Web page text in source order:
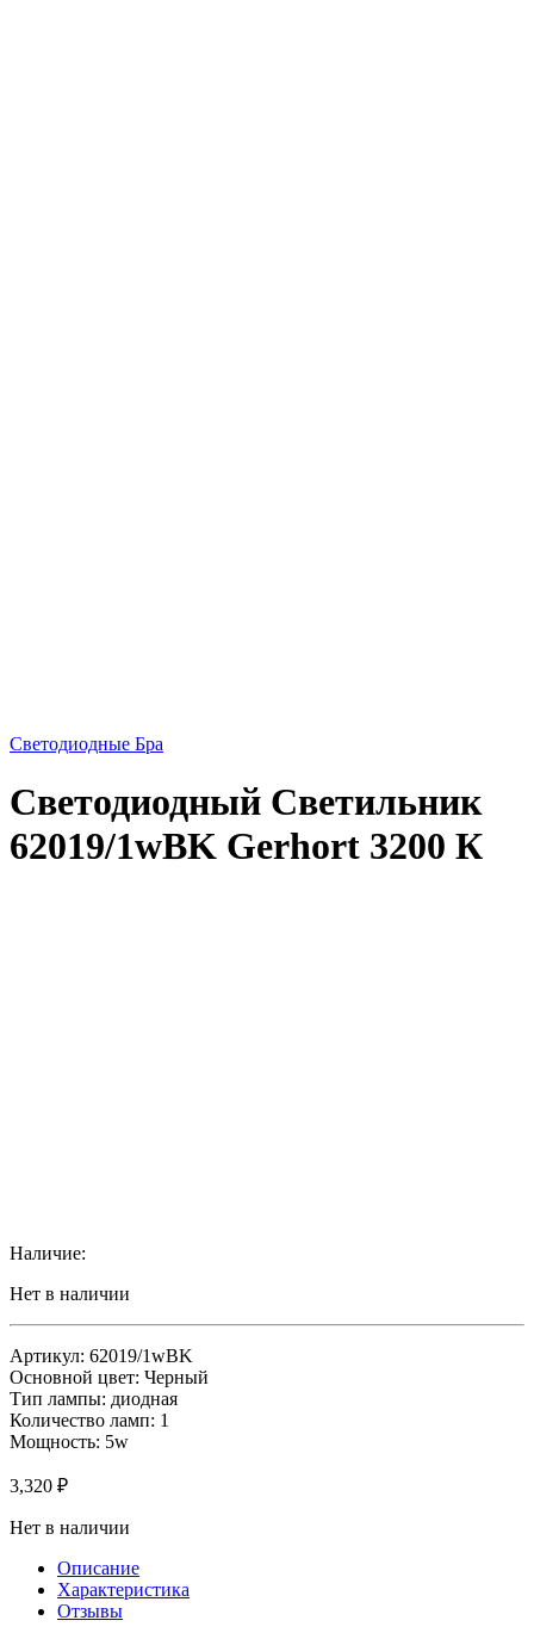
Светодиодные Бра
Светодиодный Светильник
62019/1wBK Gerhort 3200 К
Наличие:
Нет в наличии
Артикул: 62019/1wBK
Основной цвет: Черный
Тип лампы: диодная
Количество ламп: 1
Мощность: 5w
3,320 ₽
Нет в наличии
Описание
Характеристика
Отзывы